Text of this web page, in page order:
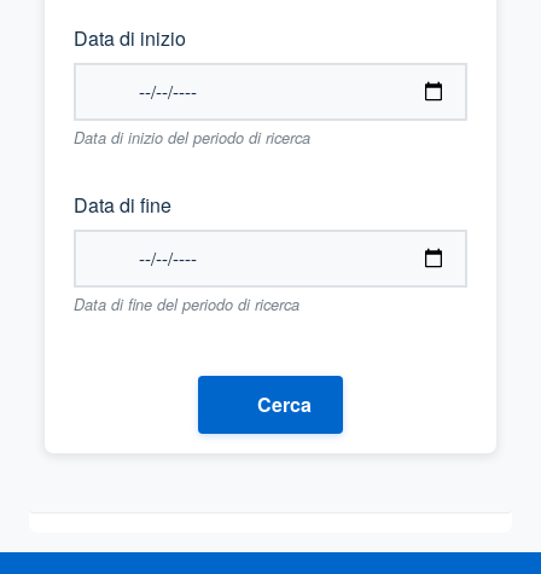
Data di inizio
Data di inizio del periodo di ricerca
Data di fine
Data di fine del periodo di ricerca
Cerca